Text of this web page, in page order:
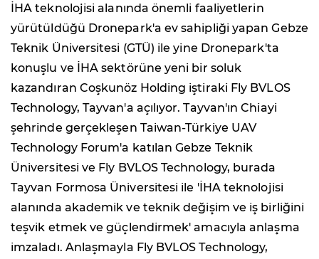
İHA teknolojisi alanında önemli faaliyetlerin
yürütüldüğü Dronepark'a ev sahipliği yapan Gebze
Teknik Üniversitesi (GTÜ) ile yine Dronepark'ta
konuşlu ve İHA sektörüne yeni bir soluk
kazandıran Coşkunöz Holding iştiraki Fly BVLOS
Technology, Tayvan'a açılıyor. Tayvan'ın Chiayi
şehrinde gerçekleşen Taiwan-Türkiye UAV
Technology Forum'a katılan Gebze Teknik
Üniversitesi ve Fly BVLOS Technology, burada
Tayvan Formosa Üniversitesi ile 'İHA teknolojisi
alanında akademik ve teknik değişim ve iş birliğini
teşvik etmek ve güçlendirmek' amacıyla anlaşma
imzaladı. Anlaşmayla Fly BVLOS Technology,